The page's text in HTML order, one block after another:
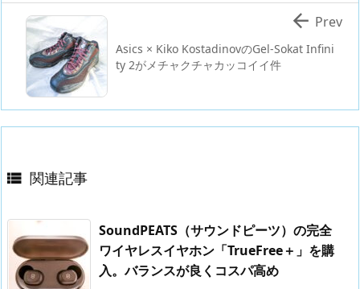
Asics × Kiko KostadinovのGel-Sokat Infini
ty 2がメチャクチャカッコイイ件
 Prev
 関連記事
SoundPEATS（サウンドピーツ）の完全
ワイヤレスイヤホン「TrueFree＋」を購
入。バランスが良くコスパ高め